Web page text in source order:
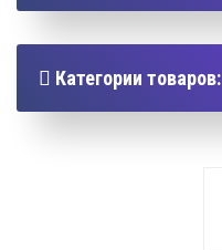
Категории товаров: